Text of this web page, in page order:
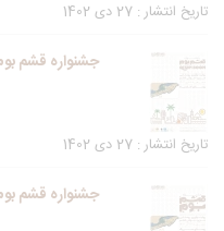
تاریخ انتشار : 27 دی 1402
جشنواره قشم
تاریخ انتشار : 27 دی 1402
جشنواره قشم